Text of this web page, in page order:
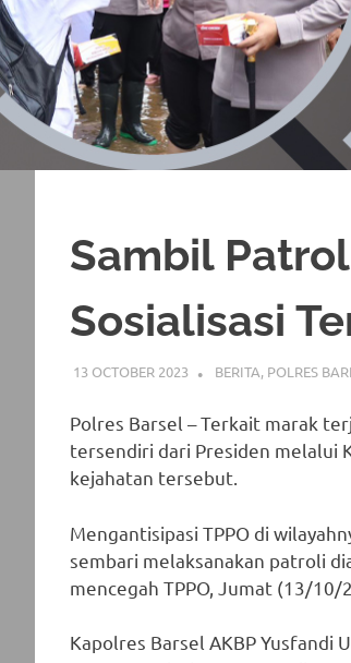
Sambil
Sosialisasi
13 OCTOBER 2023 BERITA, POLRES
Polres Barsel – Terkait marak
tersendiri dari Presiden melalui
kejahatan tersebut.
Mengantisipasi TPPO di
sembari melaksanakan patroli
mencegah TPPO, Jumat (13/10/
Kapolres Barsel AKBP Yusfandi